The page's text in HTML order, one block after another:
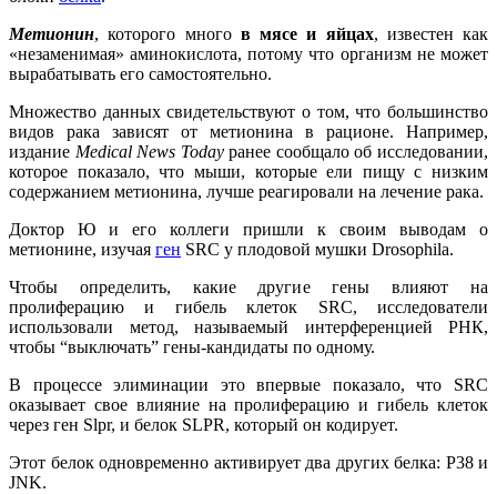
Метионин, которого много в мясе и яйцах, известен как
«незаменимая» аминокислота, потому что организм не может
вырабатывать его самостоятельно.
Множество данных свидетельствуют о том, что большинство
видов рака зависят от метионина в рационе. Например,
издание Medical News Todayранее сообщало об исследовании,
которое показало, что мыши, которые ели пищу с низким
содержанием метионина, лучше реагировали на лечение рака.
Доктор Ю и его коллеги пришли к своим выводам о
метионине, изучая ген SRC у плодовой мушки Drosophila.
Чтобы определить, какие другие гены влияют на
пролиферацию и гибель клеток SRC, исследователи
использовали метод, называемый интерференцией РНК,
чтобы “выключать” гены-кандидаты по одному.
В процессе элиминации это впервые показало, что SRC
оказывает свое влияние на пролиферацию и гибель клеток
через ген Slpr, и белок SLPR, который он кодирует.
Этот белок одновременно активирует два других белка: P38 и
JNK.